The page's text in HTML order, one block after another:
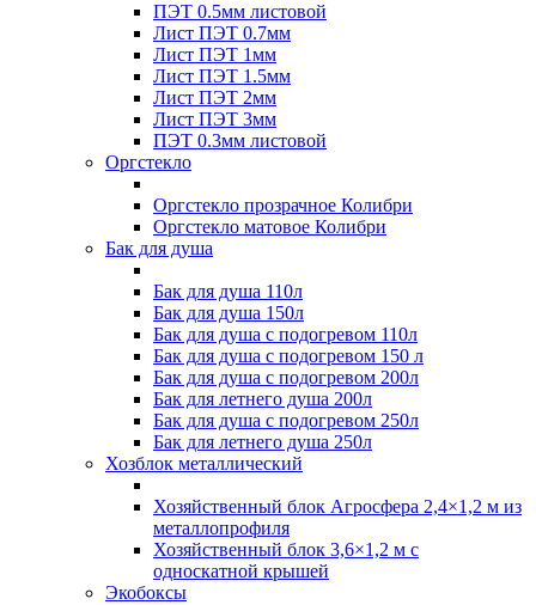
ПЭТ 0.5мм листовой
Лист ПЭТ 0.7мм
Лист ПЭТ 1мм
Лист ПЭТ 1.5мм
Лист ПЭТ 2мм
Лист ПЭТ 3мм
ПЭТ 0.3мм листовой
Оргстекло
Оргстекло прозрачное Колибри
Оргстекло матовое Колибри
Бак для душа
Бак для душа 110л
Бак для душа 150л
Бак для душа с подогревом 110л
Бак для душа с подогревом 150 л
Бак для душа с подогревом 200л
Бак для летнего душа 200л
Бак для душа с подогревом 250л
Бак для летнего душа 250л
Хозблок металлический
Хозяйственный блок Агросфера 2,4×1,2 м из
металлопрофиля
Хозяйственный блок 3,6×1,2 м с
односкатной крышей
Экобоксы